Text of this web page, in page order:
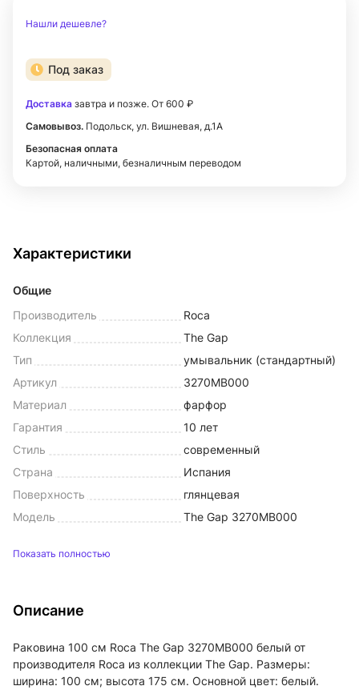
Нашли дешевле?
Под заказ
Доставка завтра и позже. От 600 ₽
Самовывоз. Подольск, ул. Вишневая, д.1А
Безопасная оплата
Картой, наличными, безналичным переводом
Характеристики
Общие
Производитель
Roca
Коллекция
The Gap
Тип
умывальник (стандартный)
Артикул
3270MB000
Материал
фарфор
Гарантия
10 лет
Стиль
современный
Страна
Испания
Поверхность
глянцевая
Модель
The Gap 3270MB000
Показать полностью
Описание
Раковина 100 см Roca The Gap 3270MB000 белый от
производителя Roca из коллекции The Gap. Размеры:
ширина: 100 см; высота 175 см. Основной цвет: белый.